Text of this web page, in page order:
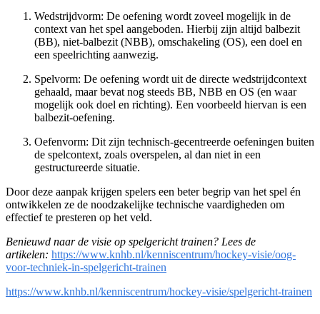
Wedstrijdvorm: De oefening wordt zoveel mogelijk in de
context van het spel aangeboden. Hierbij zijn altijd balbezit
(BB), niet-balbezit (NBB), omschakeling (OS), een doel en
een speelrichting aanwezig.
Spelvorm: De oefening wordt uit de directe wedstrijdcontext
gehaald, maar bevat nog steeds BB, NBB en OS (en waar
mogelijk ook doel en richting). Een voorbeeld hiervan is een
balbezit-oefening.
Oefenvorm: Dit zijn technisch-gecentreerde oefeningen buiten
de spelcontext, zoals overspelen, al dan niet in een
gestructureerde situatie.
Door deze aanpak krijgen spelers een beter begrip van het spel én
ontwikkelen ze de noodzakelijke technische vaardigheden om
effectief te presteren op het veld.
Benieuwd naar de visie op spelgericht trainen? Lees de
artikelen: https://www.knhb.nl/kenniscentrum/hockey-visie/oog-
voor-techniek-in-spelgericht-trainen
https://www.knhb.nl/kenniscentrum/hockey-visie/spelgericht-trainen